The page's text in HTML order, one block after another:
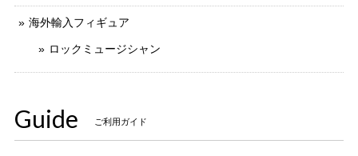
海外輸入フィギュア
ロックミュージシャン
Guide ご利用ガイド